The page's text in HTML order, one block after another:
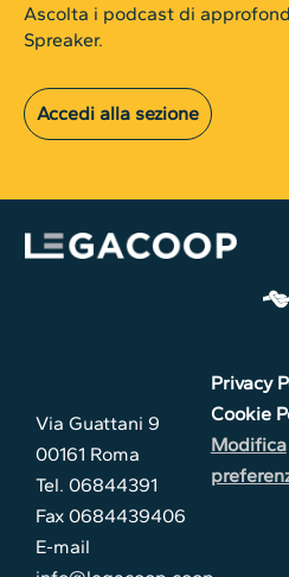
Ascolta i podcast di
Spreaker.
Accedi alla sezione
Via Guattani 9
00161 Roma
Tel. 06844391
Fax 0684439406
E-mail
Privacy
Cookie
Modifica